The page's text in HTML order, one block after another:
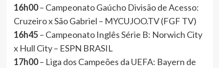
16h00– Campeonato Gaúcho Divisão de Acesso:
Cruzeiro x São Gabriel – MYCUJOO.TV (FGF TV)
16h45– Campeonato Inglês Série B: Norwich City
x Hull City – ESPN BRASIL
17h00– Liga dos Campeões da UEFA: Bayern de